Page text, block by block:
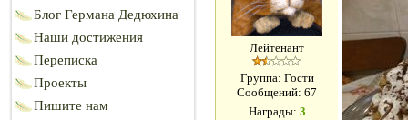
Блог Германа Дедюхина
Наши достижения
Переписка
Проекты
Пишите нам
Лейтенант
Группа: Гости
Сообщений: 67
Награды: 3